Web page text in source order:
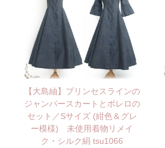
【大島紬】プリンセスラインの
ジャンパースカートとボレロの
セット／Sサイズ (紺色＆グレ
ー模様) 未使用着物リメイ
ク・シルク絹 tsu1066